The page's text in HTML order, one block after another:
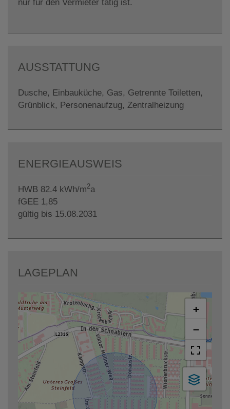
nur für den Vermieter tätig ist.
AUSSTATTUNG
Dusche Einbauküche Gas
Getrennte Toiletten
Grünblick
Personenaufzug Zentralheizung
ENERGIEAUSWEIS
HWB 82.4 kWh/m2a
fGEE 1,85
gültig bis 15.08.2031
LAGEPLAN
+
−